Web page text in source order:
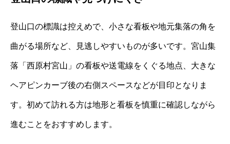
登山口の標識は控えめで、小さな看板や地元集落の角を
曲がる場所など、見逃しやすいものが多いです。宮山集
落「西原村宮山」の看板や送電線をくぐる地点、大きな
ヘアピンカーブ後の右側スペースなどが目印となりま
す。初めて訪れる方は地形と看板を慎重に確認しながら
進むことをおすすめします。